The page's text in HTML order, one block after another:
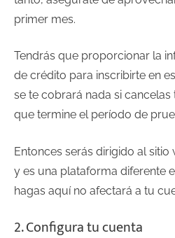
primer mes.
Tendrás que proporcionar la
de crédito para inscribirte en
se te cobrará nada si
que termine el período de
Entonces serás dirigido al sitio
y es una plataforma diferente
hagas aquí no afectará a tu
2. Configura tu cuenta